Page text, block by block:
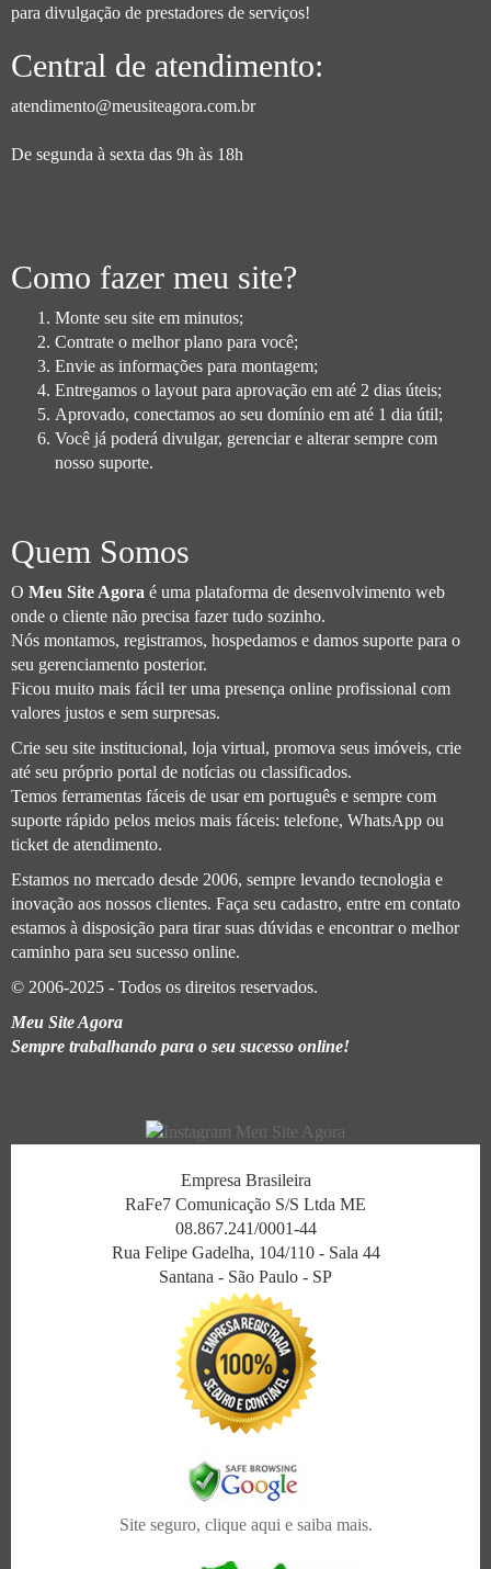
para divulgação de prestadores de serviços!
Central de atendimento:
atendimento@meusiteagora.com.br
De segunda à sexta das 9h às 18h
Como fazer meu site?
Monte seu site em minutos;
Contrate o melhor plano para você;
Envie as informações para montagem;
Entregamos o layout para aprovação em até 2 dias úteis;
Aprovado, conectamos ao seu domínio em até 1 dia útil;
Você já poderá divulgar, gerenciar e alterar sempre com
nosso suporte.
Quem Somos
O Meu Site Agora é uma plataforma de desenvolvimento web
onde o cliente não precisa fazer tudo sozinho.
Nós montamos, registramos, hospedamos e damos suporte para o
seu gerenciamento posterior.
Ficou muito mais fácil ter uma presença online profissional com
valores justos e sem surpresas.
Crie seu site institucional, loja virtual, promova seus imóveis, crie
até seu próprio portal de notícias ou classificados.
Temos ferramentas fáceis de usar em português e sempre com
suporte rápido pelos meios mais fáceis: telefone, WhatsApp ou
ticket de atendimento.
Estamos no mercado desde 2006, sempre levando tecnologia e
inovação aos nossos clientes. Faça seu cadastro, entre em contato
estamos à disposição para tirar suas dúvidas e encontrar o melhor
caminho para seu sucesso online.
© 2006-2025 - Todos os direitos reservados.
Meu Site Agora
Sempre trabalhando para o seu sucesso online!
Empresa Brasileira
RaFe7 Comunicação S/S Ltda ME
08.867.241/0001-44
Rua Felipe Gadelha, 104/110 - Sala 44
Santana - São Paulo - SP
Site seguro, clique aqui e saiba mais.